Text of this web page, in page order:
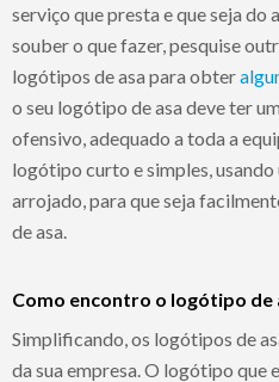
serviço que presta e que seja do
souber o que fazer, pesquise
logótipos de asa para obter
o seu logótipo de asa deve ter
ofensivo, adequado a toda a
logótipo curto e simples,
arrojado, para que seja
de asa.
Como encontro o logótipo de
Simplificando, os logótipos de
da sua empresa. O logótipo que